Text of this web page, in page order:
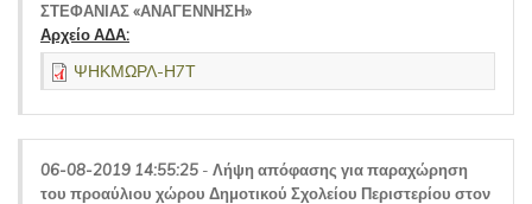
ΣΤΕΦΑΝΙΑΣ «ΑΝΑΓΕΝΝΗΣΗ»
Αρχείο ΑΔΑ:
ΨΗΚΜΩΡΛ-Η7Τ
06-08-2019 14:55:25 - Λήψη απόφασης για παραχώρηση
του προαύλιου χώρου Δημοτικού Σχολείου Περιστερίου στον